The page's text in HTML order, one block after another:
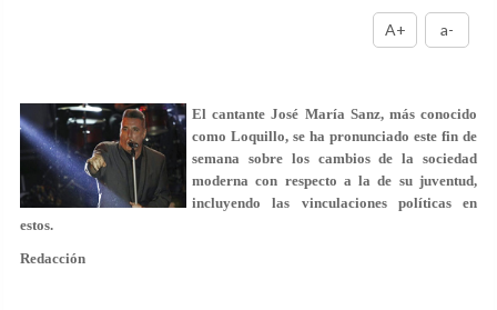
A+ a-
El cantante José María Sanz, más conocido
como Loquillo, se ha pronunciado este fin de
semana sobre los cambios de la sociedad
moderna con respecto a la de su juventud,
incluyendo las vinculaciones políticas en
estos.
Redacción